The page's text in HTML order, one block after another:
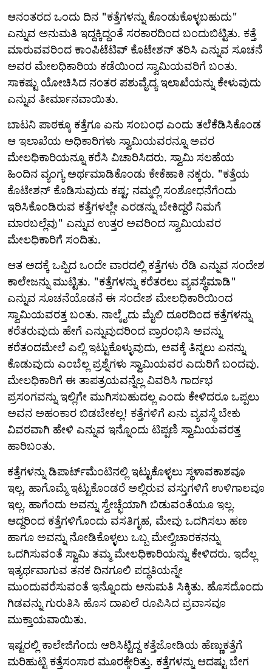
ಆನಂತರದ ಒಂದು ದಿನ "ಕತ್ತೆಗಳನ್ನು ಕೊಂಡುಕೊಳ್ಳಬಹುದು"
ಎನ್ನುವ ಅನುಮತಿ ಇದ್ದಕ್ಕಿದ್ದಂತೆ ಸರಕಾರದಿಂದ ಬಂದುಬಿಟ್ಟಿತು. ಕತ್ತೆ
ಮಾರುವವರಿಂದ ಕಾಂಪಿಟೆಟಿವ್ ಕೊಟೇಶನ್ ತರಿಸಿ ಎನ್ನುವ ಸೂಚನೆ
ಅವರ ಮೇಲಧಿಕಾರಿಯ ಕಡೆಯಿಂದ ಸ್ವಾಮಿಯವರಿಗೆ ಬಂತು.
ಸಾಕಷ್ಟು ಯೋಚಿಸಿದ ನಂತರ ಪಶುವೈದ್ಯ ಇಲಾಖೆಯನ್ನು ಕೇಳುವುದು
ಎನ್ನುವ ತೀರ್ಮಾನವಾಯಿತು.
ಬಾಟನಿ ಪಾಠಕ್ಕೂ ಕತ್ತೆಗೂ ಏನು ಸಂಬಂಧ ಎಂದು ತಲೆಕೆಡಿಸಿಕೊಂಡ
ಆ ಇಲಾಖೆಯ ಅಧಿಕಾರಿಗಳು ಸ್ವಾಮಿಯವರನ್ನೂ ಅವರ
ಮೇಲಧಿಕಾರಿಯನ್ನೂ ಕರೆಸಿ ವಿಚಾರಿಸಿದರು. ಸ್ವಾಮಿ ಸಲಹೆಯ
ಹಿಂದಿನ ವ್ಯಂಗ್ಯ ಅರ್ಥಮಾಡಿಕೊಂಡು ಕೇಕೆಹಾಕಿ ನಕ್ಕರು. "ಕತ್ತೆಯ
ಕೊಟೇಶನ್ ಕೊಡಿಸುವುದು ಕಷ್ಟ; ನಮ್ಮಲ್ಲಿ ಸಂಶೋಧನೆಗೆಂದು
ಇರಿಸಿಕೊಂಡಿರುವ ಕತ್ತೆಗಳಲ್ಲೇ ಎರಡನ್ನು ಬೇಕಿದ್ದರೆ ನಿಮಗೆ
ಮಾರಬಲ್ಲೆವು" ಎನ್ನುವ ಉತ್ತರ ಅವರಿಂದ ಸ್ವಾಮಿಯವರ
ಮೇಲಧಿಕಾರಿಗೆ ಸಂದಿತು.
ಆತ ಅದಕ್ಕೆ ಒಪ್ಪಿದ ಒಂದೇ ವಾರದಲ್ಲಿ ಕತ್ತೆಗಳು ರೆಡಿ ಎನ್ನುವ ಸಂದೇಶ
ಕಾಲೇಜನ್ನು ಮುಟ್ಟಿತು. "ಕತ್ತೆಗಳನ್ನು ಕರೆತರಲು ವ್ಯವಸ್ಥೆಮಾಡಿ"
ಎನ್ನುವ ಸೂಚನೆಯೊಡನೆ ಈ ಸಂದೇಶ ಮೇಲಧಿಕಾರಿಯಿಂದ
ಸ್ವಾಮಿಯವರತ್ತ ಬಂತು. ನಾಲ್ಕೈದು ಮೈಲಿ ದೂರದಿಂದ ಕತ್ತೆಗಳನ್ನು
ಕರೆತರುವುದು ಹೇಗೆ ಎನ್ನುವುದರಿಂದ ಪ್ರಾರಂಭಿಸಿ ಅವನ್ನು
ಕರೆತಂದಮೇಲೆ ಎಲ್ಲಿ ಇಟ್ಟುಕೊಳ್ಳುವುದು, ಅವಕ್ಕೆ ತಿನ್ನಲು ಏನನ್ನು
ಕೊಡುವುದು ಎಂಬೆಲ್ಲ ಪ್ರಶ್ನೆಗಳು ಸ್ವಾಮಿಯವರ ಎದುರಿಗೆ ಬಂದವು.
ಮೇಲಧಿಕಾರಿಗೆ ಈ ತಾಪತ್ರಯವನ್ನೆಲ್ಲ ವಿವರಿಸಿ ಗಾರ್ದಭ
ಪ್ರಸಂಗವನ್ನು ಇಲ್ಲಿಗೇ ಮುಗಿಸಬಹುದಲ್ಲ ಎಂದು ಕೇಳಿದರೂ ಒಪ್ಪಲು
ಅವನ ಅಹಂಕಾರ ಬಿಡಬೇಕಲ್ಲ! ಕತ್ತೆಗಳಿಗೆ ಏನು ವ್ಯವಸ್ಥೆ ಬೇಕು
ವಿವರವಾಗಿ ಹೇಳಿ ಎನ್ನುವ ಇನ್ನೊಂದು ಟಿಪ್ಪಣಿ ಸ್ವಾಮಿಯವರತ್ತ
ಹಾರಿಬಂತು.
ಕತ್ತೆಗಳನ್ನು ಡಿಪಾರ್ಟ್‌ಮೆಂಟಿನಲ್ಲಿ ಇಟ್ಟುಕೊಳ್ಳಲು ಸ್ಥಳಾವಕಾಶವೂ
ಇಲ್ಲ, ಹಾಗೊಮ್ಮೆ ಇಟ್ಟುಕೊಂಡರೆ ಅಲ್ಲಿರುವ ವಸ್ತುಗಳಿಗೆ ಉಳಿಗಾಲವೂ
ಇಲ್ಲ. ಹಾಗೆಂದು ಅವನ್ನು ಸ್ವೇಚ್ಛೆಯಾಗಿ ಬಿಡುವಂತೆಯೂ ಇಲ್ಲ.
ಆದ್ದರಿಂದ ಕತ್ತೆಗಳಿಗೊಂದು ವಸತಿಗೃಹ, ಮೇವು ಒದಗಿಸಲು ಹಣ
ಹಾಗೂ ಅವನ್ನು ನೋಡಿಕೊಳ್ಳಲು ಒಬ್ಬ ಮೇಲ್ವಿಚಾರಕನನ್ನು
ಒದಗಿಸುವಂತೆ ಸ್ವಾಮಿ ತಮ್ಮ ಮೇಲಧಿಕಾರಿಯನ್ನು ಕೇಳಿದರು. ಇದೆಲ್ಲ
ಇತ್ಯರ್ಥವಾಗುವ ತನಕ ದಿನಗೂಲಿ ಪದ್ಧತಿಯನ್ನೇ
ಮುಂದುವರೆಸುವಂತೆ ಇನ್ನೊಂದು ಅನುಮತಿ ಸಿಕ್ಕಿತು. ಹೊಸದೊಂದು
ಗಿಡವನ್ನು ಗುರುತಿಸಿ ಹೊಸ ದಾಖಲೆ ರೂಪಿಸಿದ ಪ್ರವಾಸವೂ
ಮುಕ್ತಾಯವಾಯಿತು.
ಇಷ್ಟರಲ್ಲಿ ಕಾಲೇಜಿಗೆಂದು ಆರಿಸಿಟ್ಟಿದ್ದ ಕತ್ತೆಜೋಡಿಯ ಹೆಣ್ಣುಕತ್ತೆಗೆ
ಮರಿಹುಟ್ಟಿ ಕತ್ತೆಸಂಸಾರ ಮೂರಕ್ಕೇರಿತ್ತು. ಕತ್ತೆಗಳನ್ನು ಆದಷ್ಟು ಬೇಗ